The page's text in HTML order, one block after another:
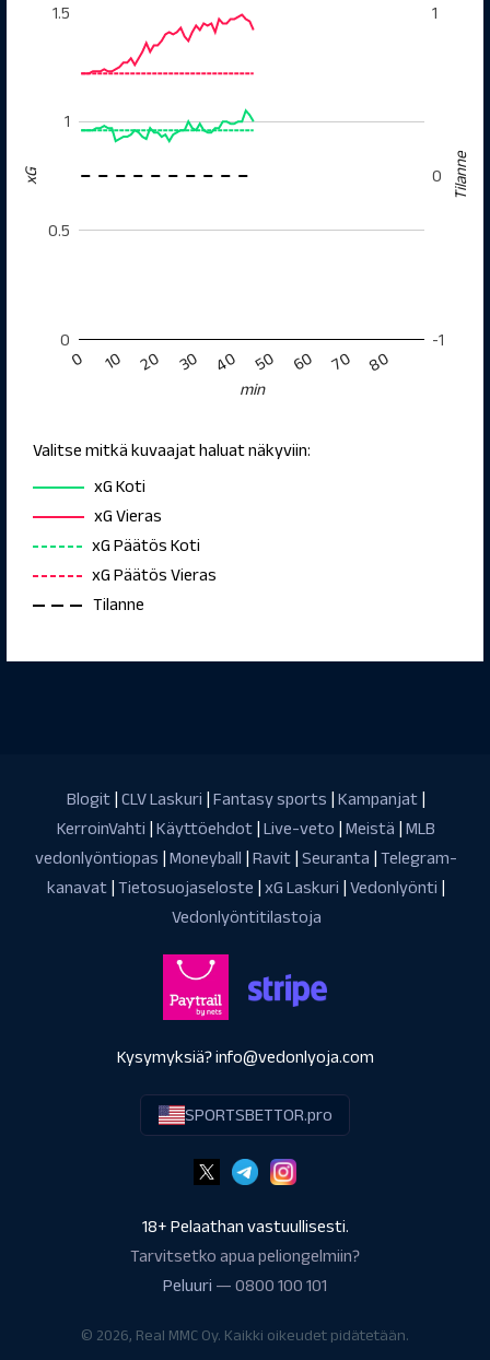
0 10 20 30 40 50 60 70 80
0
0.5
1
1.5
-1
0
1
min
xG Tilanne
Valitse mitkä kuvaajat haluat näkyviin:
xG Koti
xG Vieras
xG Päätös Koti
xG Päätös Vieras
Tilanne
Blogit|CLV Laskuri|Fantasy sports|Kampanjat|
KerroinVahti|Käyttöehdot|Live-veto|Meistä|MLB
vedonlyöntiopas|Moneyball|Ravit|Seuranta|Telegram-
kanavat|Tietosuojaseloste|xG Laskuri|Vedonlyönti|
Vedonlyöntitilastoja
Kysymyksiä? info@vedonlyoja.com
SPORTSBETTOR.pro
18+ Pelaathan vastuullisesti.
Tarvitsetko apua peliongelmiin?
Peluuri— 0800 100 101
© 2026, Real MMC Oy. Kaikki oikeudet pidätetään.